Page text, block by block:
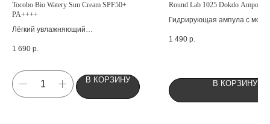
Tocobo Bio Watery Sun Cream SPF50+
PA++++
Лёгкий увлажняющий
1 690 р.
В КОРЗИНУ
Round Lab 1025 Dokdo Ampoule
Гидрирующая ампула с
1 490 р.
В КОРЗИНУ